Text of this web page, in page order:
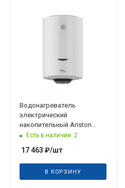
Водонагреватель
электрический
накопительный Ariston
PRO1 R INOX ABS 80 V
Есть в наличии: 2
17 463 ₽/шт
В КОРЗИНУ